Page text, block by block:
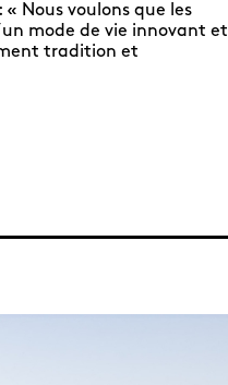
Nous voulons que les
mode de vie innovant et
tradition et